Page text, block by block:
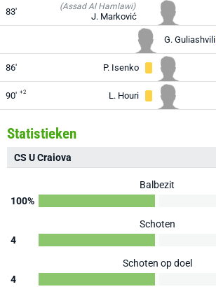
83' (Assad Al Hamlawi)
J. Marković
G. Guliashvili
86' P. Isenko
90' +2 L. Houri
Statistieken
CS U Craiova
Balbezit
100%
Schoten
4
Schoten op doel
4